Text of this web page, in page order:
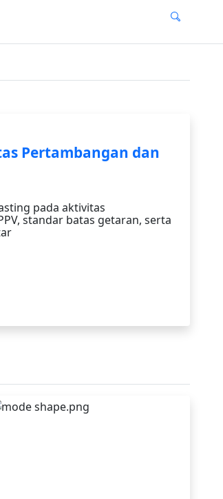
Pertambangan dan
pada aktivitas
standar batas getaran, serta